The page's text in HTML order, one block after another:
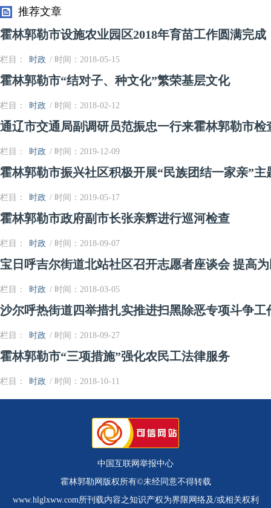
推荐文章
霍林郭勒市设施农业园区2018年育苗工作圆满完成
栏目： 时政 / 时间：2018-05-15
霍林郭勒市“结对子、种文化”繁荣基层文化
栏目： 时政 / 时间：2018-02-12
通辽市交通局副调研员范振忠一行来霍林郭勒市检
栏目： 时政 / 时间：2019-12-09
霍林郭勒市振兴社区积极开展“民族团结一家亲”主
栏目： 时政 / 时间：2019-05-17
霍林郭勒市政府副市长张亲辉进行巡河检查
栏目： 时政 / 时间：2018-09-07
宝日呼吉尔街道北站社区召开志愿者座谈会 提高
栏目： 时政 / 时间：2018-03-05
沙尔呼热街道四举措扎实推进扫黑除恶专项斗争工
栏目： 时政 / 时间：2018-09-27
霍林郭勒市“三项措施”强化农民工法律服务
栏目： 时政 / 时间：2018-10-11
中国互联网举报中心
霍林郭勒网版权所有©未经同意不得转载
www.hlglxww.com所刊载内容之知识产权为界限网络及/或相关权利